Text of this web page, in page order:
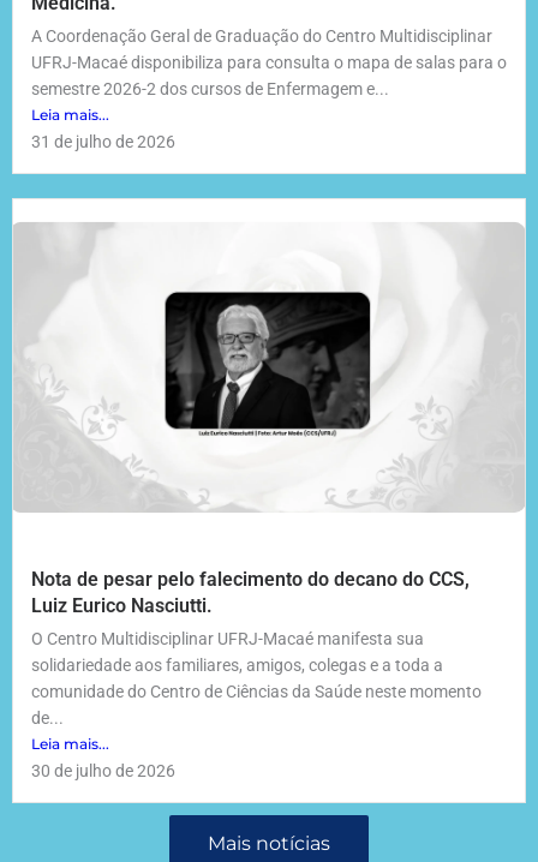
A Coordenação Geral de Graduação do Centro Multidisciplinar
UFRJ-Macaé disponibiliza para consulta o mapa de salas para o
semestre 2026-2 dos cursos de Enfermagem e...
Leia mais...
31 de julho de 2026
Nota de pesar pelo falecimento do decano do CCS,
Luiz Eurico Nasciutti.
O Centro Multidisciplinar UFRJ-Macaé manifesta sua
solidariedade aos familiares, amigos, colegas e a toda a
comunidade do Centro de Ciências da Saúde neste momento
de...
Leia mais...
30 de julho de 2026
Mais notícias